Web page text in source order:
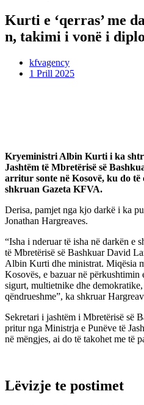
Kurti e ‘qerras’ me
n, takimi i vonë i
kfvagency
1 Prill 2025
Kryeministri Albin Kurti i ka
Jashtëm të Mbretërisë së
arritur sonte në Kosovë, ku do
shkruan Gazeta KFVA.
Derisa, pamjet nga kjo darkë i ka
Jonathan Hargreaves.
“Isha i nderuar të isha në darkën e
të Mbretërisë së Bashkuar David
Albin Kurti dhe ministrat. Miqësia
Kosovës, e bazuar në përkushtimin
sigurt, multietnike dhe demokratike,
qëndrueshme”, ka shkruar
Sekretari i jashtëm i Mbretërisë së
pritur nga Ministrja e Punëve të
në mëngjes, ai do të takohet me të
Lëvizje te postimet